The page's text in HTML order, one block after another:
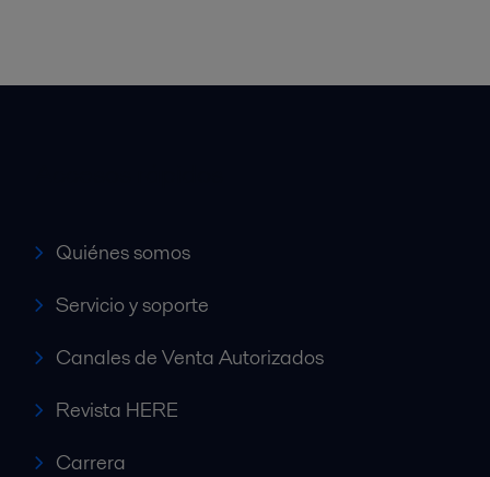
Quiénes somos
Servicio y soporte
Canales de Venta Autorizados
Revista HERE
Carrera